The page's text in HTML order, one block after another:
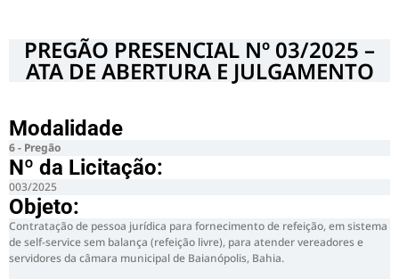
PREGÃO PRESENCIAL Nº 03/2025 –
ATA DE ABERTURA E JULGAMENTO
Modalidade
6 - Pregão
Nº da Licitação: ​​
003/2025
Objeto:
Contratação de pessoa jurídica para fornecimento de refeição, em sistema
de self-service sem balança (refeição livre), para atender vereadores e
servidores da câmara municipal de Baianópolis, Bahia.